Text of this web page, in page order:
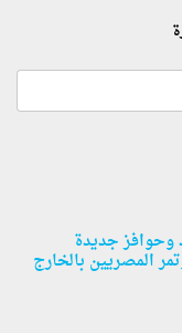
وحوافز جديدة
المصريين بالخارج